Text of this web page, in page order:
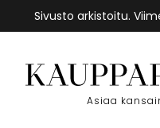
Sivusto arkistoitu.
sisältöön
Asiaa